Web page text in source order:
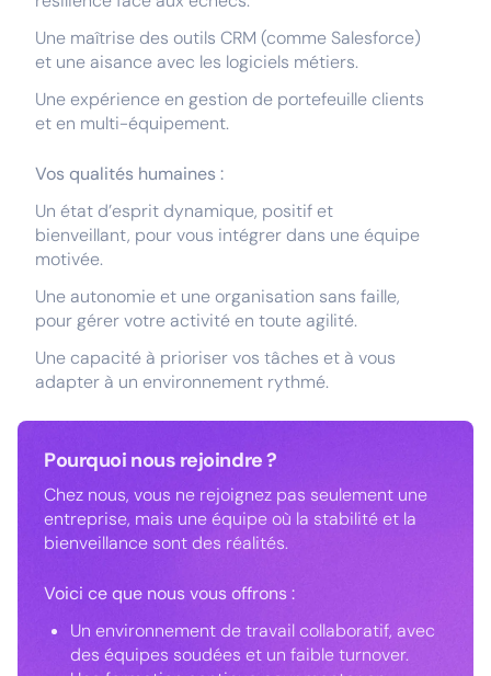
Une maîtrise des outils CRM (comme Salesforce)
et une aisance avec les logiciels métiers.
Une expérience en gestion de portefeuille clients
et en multi-équipement.
Vos qualités humaines :
Un état d’esprit dynamique, positif et
bienveillant, pour vous intégrer dans une équipe
motivée.
Une autonomie et une organisation sans faille,
pour gérer votre activité en toute agilité.
Une capacité à prioriser vos tâches et à vous
adapter à un environnement rythmé.
Pourquoi nous rejoindre ?
Chez nous, vous ne rejoignez pas seulement une
entreprise, mais une équipe où la stabilité et la
bienveillance sont des réalités.
Voici ce que nous vous offrons :
Un environnement de travail collaboratif, avec
des équipes soudées et un faible turnover.